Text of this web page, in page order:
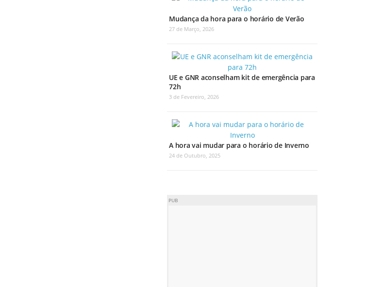
Mudança da hora para o horário de Verão
27 de Março, 2026
UE e GNR aconselham kit de emergência para
72h
3 de Fevereiro, 2026
A hora vai mudar para o horário de Inverno
24 de Outubro, 2025
PUB